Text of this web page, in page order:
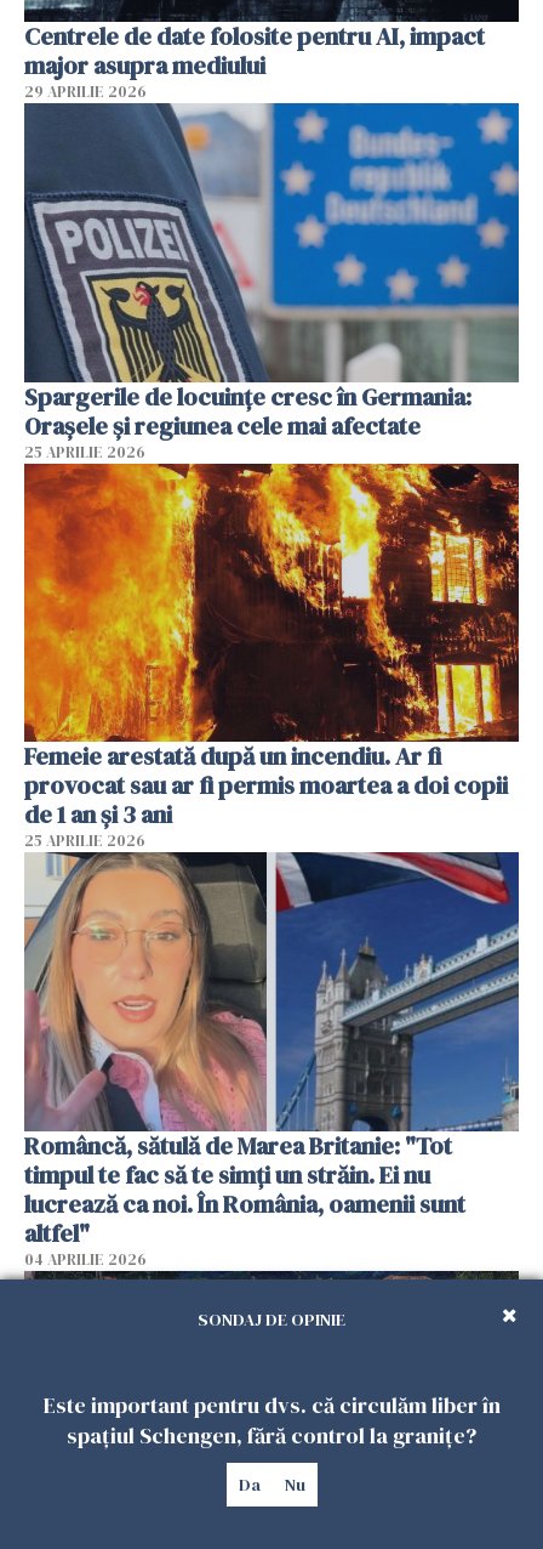
Centrele de date folosite pentru AI, impact
major asupra mediului
29 APRILIE 2026
Spargerile de locuințe cresc în Germania:
Orașele și regiunea cele mai afectate
25 APRILIE 2026
Femeie arestată după un incendiu. Ar fi
provocat sau ar fi permis moartea a doi copii
de 1 an și 3 ani
25 APRILIE 2026
Româncă, sătulă de Marea Britanie: "Tot
timpul te fac să te simți un străin. Ei nu
lucrează ca noi. În România, oamenii sunt
altfel"
04 APRILIE 2026
SONDAJ DE OPINIE
Este important pentru dvs. că circulăm liber în
spațiul Schengen, fără control la granițe?
Da Nu